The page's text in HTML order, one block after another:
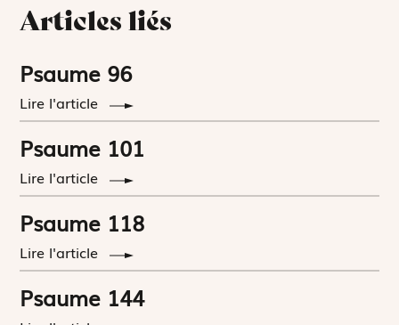
Articles liés
Psaume 96
Lire l'article
Psaume 101
Lire l'article
Psaume 118
Lire l'article
Psaume 144